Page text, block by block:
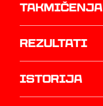
Takmičenja
rezultati
istorija